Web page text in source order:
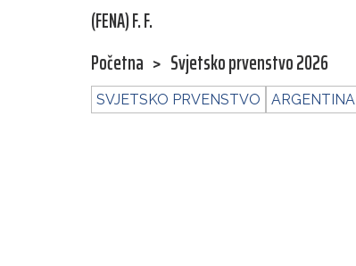
(FENA) F. F.
Početna > Svjetsko prvenstvo 2026
SVJETSKO PRVENSTVO ARGENTINA